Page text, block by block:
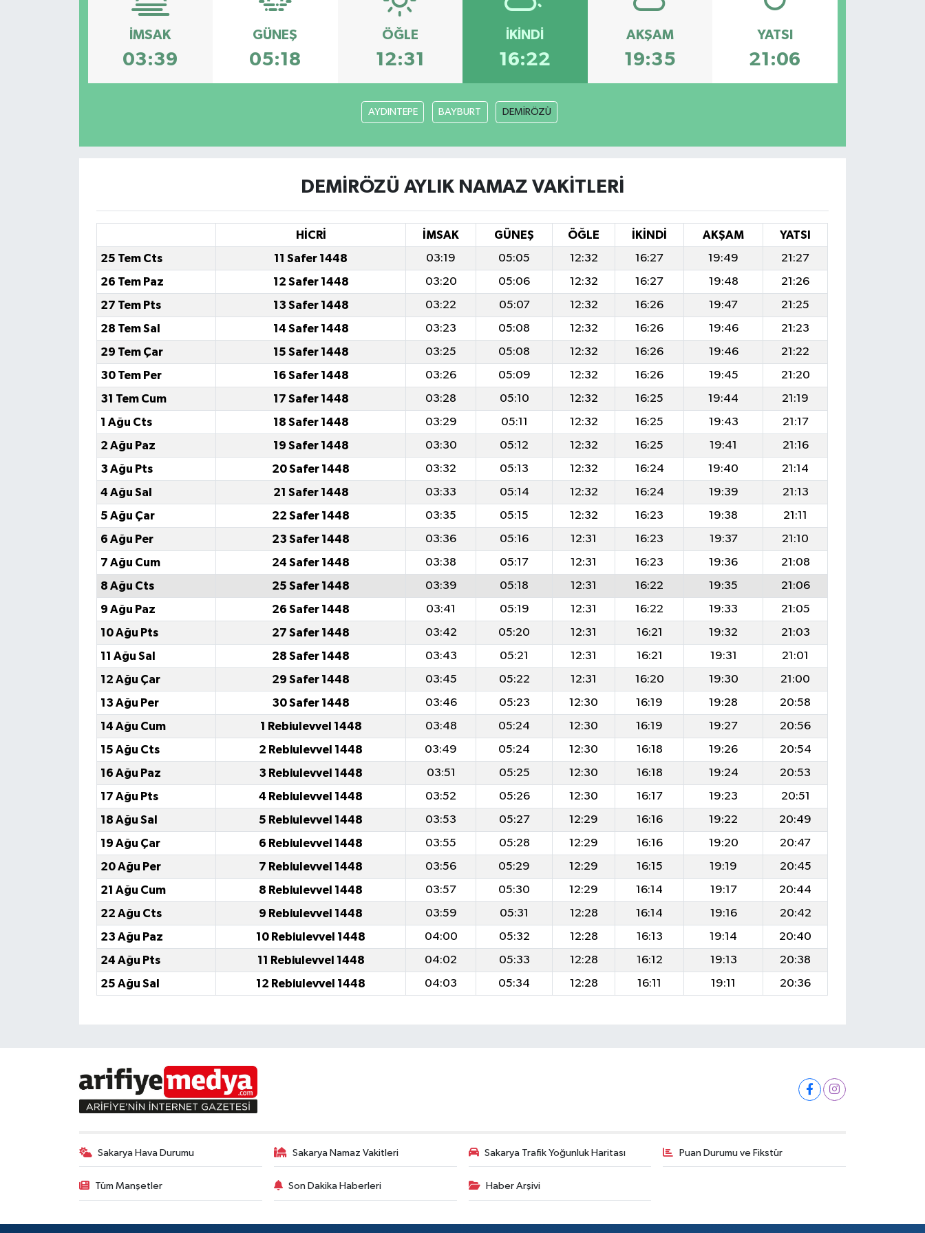
İMSAK
03:39
GÜNEŞ
05:18
ÖĞLE
12:31
İKINDI
16:22
AKŞAM
19:35
YATSI
21:06
AYDINTEPE BAYBURT DEMİRÖZÜ
DEMİRÖZÜ AYLIK NAMAZ VAKITLERI
HİCRİ İMSAK GÜNEŞ ÖĞLE İKINDI AKŞAM
YATSI
25 Tem Cts
11 Safer 1448 03:19 05:05 12:32 16:27 19:49
21:27
26 Tem Paz
12 Safer 1448 03:20 05:06 12:32 16:27 19:48
21:26
27 Tem Pts
13 Safer 1448 03:22 05:07 12:32 16:26 19:47
21:25
28 Tem Sal
14 Safer 1448 03:23 05:08 12:32 16:26 19:46
21:23
29 Tem Çar
15 Safer 1448 03:25 05:08 12:32 16:26 19:46
21:22
30 Tem Per
16 Safer 1448 03:26 05:09 12:32 16:26 19:45
21:20
31 Tem Cum
17 Safer 1448 03:28 05:10 12:32 16:25 19:44
21:19
1 Ağu Cts
18 Safer 1448 03:29 05:11 12:32 16:25 19:43
21:17
2 Ağu Paz
19 Safer 1448 03:30 05:12 12:32 16:25 19:41
21:16
3 Ağu Pts
20 Safer 1448 03:32 05:13 12:32 16:24 19:40
21:14
4 Ağu Sal
21 Safer 1448 03:33 05:14 12:32 16:24 19:39
21:13
5 Ağu Çar
22 Safer 1448 03:35 05:15 12:32 16:23 19:38
21:11
6 Ağu Per
23 Safer 1448 03:36 05:16 12:31 16:23 19:37
21:10
7 Ağu Cum
24 Safer 1448 03:38 05:17 12:31 16:23 19:36
21:08
8 Ağu Cts
25 Safer 1448 03:39 05:18 12:31 16:22 19:35
21:06
9 Ağu Paz
26 Safer 1448 03:41 05:19 12:31 16:22 19:33
21:05
10 Ağu Pts
27 Safer 1448 03:42 05:20 12:31 16:21 19:32
21:03
11 Ağu Sal
28 Safer 1448 03:43 05:21 12:31 16:21 19:31
21:01
12 Ağu Çar
29 Safer 1448 03:45 05:22 12:31 16:20 19:30
21:00
13 Ağu Per
30 Safer 1448 03:46 05:23 12:30 16:19 19:28
20:58
14 Ağu Cum
1 Rebiulevvel 1448 03:48 05:24 12:30 16:19 19:27
20:56
15 Ağu Cts
2 Rebiulevvel 1448 03:49 05:24 12:30 16:18 19:26
20:54
16 Ağu Paz
3 Rebiulevvel 1448 03:51 05:25 12:30 16:18 19:24
20:53
17 Ağu Pts
4 Rebiulevvel 1448 03:52 05:26 12:30 16:17 19:23
20:51
18 Ağu Sal
5 Rebiulevvel 1448 03:53 05:27 12:29 16:16 19:22
20:49
19 Ağu Çar
6 Rebiulevvel 1448 03:55 05:28 12:29 16:16 19:20
20:47
20 Ağu Per
7 Rebiulevvel 1448 03:56 05:29 12:29 16:15 19:19
20:45
21 Ağu Cum
8 Rebiulevvel 1448 03:57 05:30 12:29 16:14 19:17
20:44
22 Ağu Cts
9 Rebiulevvel 1448 03:59 05:31 12:28 16:14 19:16
20:42
23 Ağu Paz
10 Rebiulevvel 1448 04:00 05:32 12:28 16:13 19:14
20:40
24 Ağu Pts
11 Rebiulevvel 1448 04:02 05:33 12:28 16:12 19:13
20:38
25 Ağu Sal
12 Rebiulevvel 1448 04:03 05:34 12:28 16:11 19:11 20:36
Sakarya Hava Durumu Sakarya Namaz Vakitleri Sakarya Trafik Yoğunluk Haritası Puan Durumu ve Fikstür
Tüm Manşetler Son Dakika Haberleri Haber Arşivi